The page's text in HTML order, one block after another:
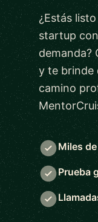
¿Estás
startup
demanda?
y te brinde
camino
Miles
Prueba